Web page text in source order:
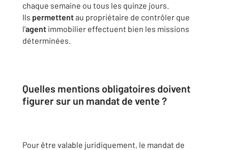
chaque semaine ou tous les quinze jours.
Ils permettentau propriétaire de contrôler que
l’agent immobilier effectuent bien les missions
déterminées.
Quelles mentions obligatoires doivent
figurer sur un mandat de vente ?
Pour être valable juridiquement, le mandat de